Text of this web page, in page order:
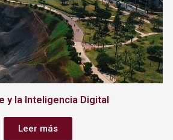
y la Inteligencia Digital
Leer más